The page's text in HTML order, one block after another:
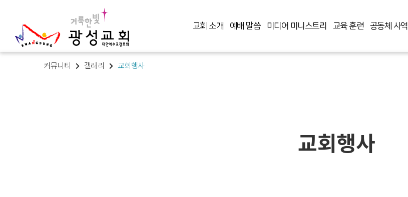
교회 소개 예배 말씀 미디어 미니스트리 교육 훈련 공동체 사역
커뮤니티 갤러리 교회행사
교회행사